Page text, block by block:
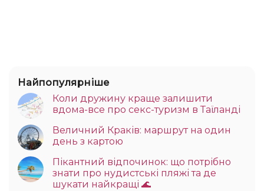
Найпопулярніше
Коли дружину краще залишити
вдома-все про секс-туризм в Таїланді
Величний Краків: маршрут на один
день з картою
Пікантний відпочинок: що потрібно
знати про нудистські пляжі та де
шукати найкращі 🌊